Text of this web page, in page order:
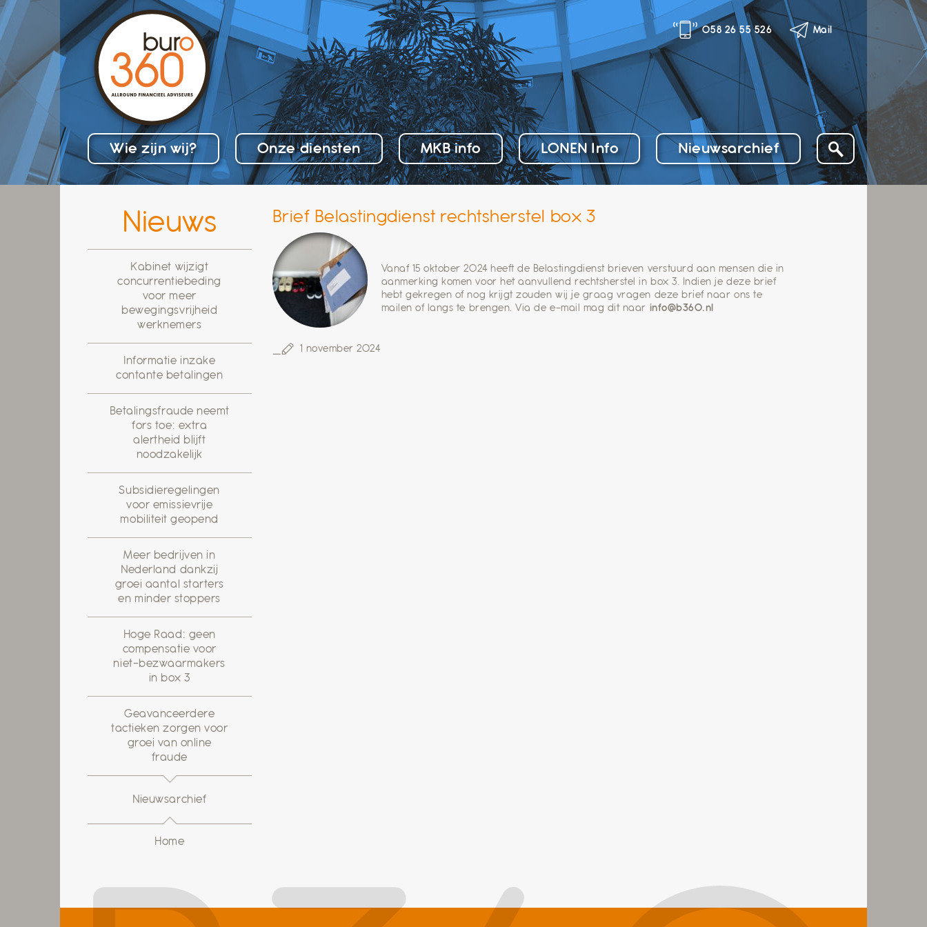
Skip
to
content
058 26 55 526 Mail
Wie zijn wij? Onze diensten MKB info LONEN Info Nieuwsarchief
Brief Belastingdienst rechtsherstel box 3
Vanaf 15 oktober 2024 heeft de Belastingdienst brieven verstuurd aan mensen die in
aanmerking komen voor het aanvullend rechtsherstel in box 3. Indien je deze brief
hebt gekregen of nog krijgt zouden wij je graag vragen deze brief naar ons te
mailen of langs te brengen. Via de e-mail mag dit naar info@b360.nl
1 november 2024
Nieuws
Kabinet wijzigt
concurrentiebeding
voor meer
bewegingsvrijheid
werknemers
Informatie inzake
contante betalingen
Betalingsfraude neemt
fors toe: extra
alertheid blijft
noodzakelijk
Subsidieregelingen
voor emissievrije
mobiliteit geopend
Meer bedrijven in
Nederland dankzij
groei aantal starters
en minder stoppers
Hoge Raad: geen
compensatie voor
niet-bezwaarmakers
in box 3
Geavanceerdere
tactieken zorgen voor
groei van online
fraude
Nieuwsarchief
Home